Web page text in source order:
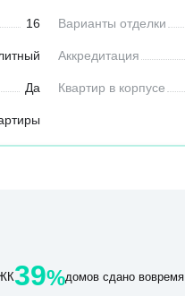
16 Варианты отделки
Аккредитация
Да Квартир в корпусе
39%домов сдано вовремя